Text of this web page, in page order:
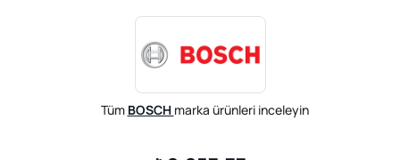
Tüm BOSCH marka ürünleri inceleyin